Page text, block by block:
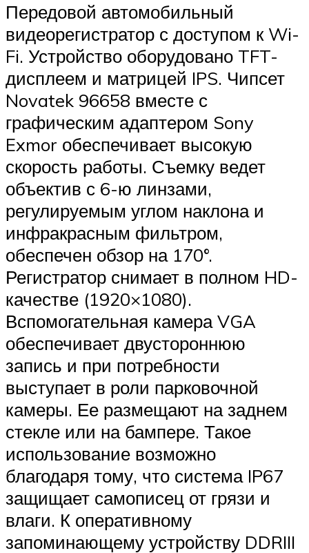
Передовой автомобильный
видеорегистратор с доступом к Wi-
Fi. Устройство оборудовано TFT-
дисплеем и матрицей IPS. Чипсет
Novatek 96658 вместе с
графическим адаптером Sony
Exmor обеспечивает высокую
скорость работы. Съемку ведет
объектив с 6-ю линзами,
регулируемым углом наклона и
инфракрасным фильтром,
обеспечен обзор на 170°.
Регистратор снимает в полном HD-
качестве (1920×1080).
Вспомогательная камера VGA
обеспечивает двустороннюю
запись и при потребности
выступает в роли парковочной
камеры. Ее размещают на заднем
стекле или на бампере. Такое
использование возможно
благодаря тому, что система IP67
защищает самописец от грязи и
влаги. К оперативному
запоминающему устройству DDRIII